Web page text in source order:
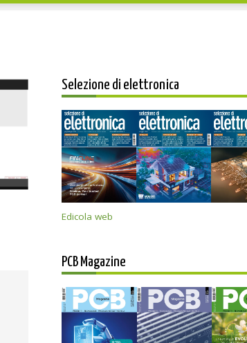
Selezione di elettronica
Edicola web
PCB Magazine